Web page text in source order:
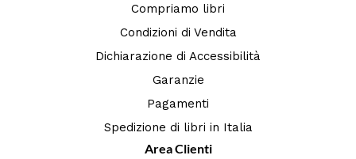
Compriamo libri
Condizioni di Vendita
Dichiarazione di Accessibilità
Garanzie
Pagamenti
Spedizione di libri in Italia
Area Clienti